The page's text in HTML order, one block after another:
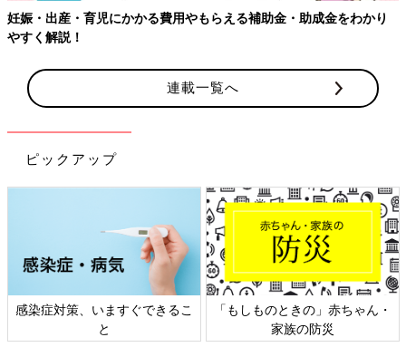
妊娠・出産・育児にかかる費用やもらえる補助金・助成金をわかり
やすく解説！
連載一覧へ
ピックアップ
感染症対策、いますぐできるこ
と
「もしものときの」赤ちゃん・
家族の防災